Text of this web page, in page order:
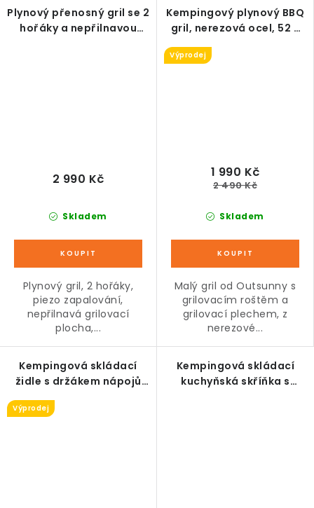
Plynový přenosný gril se 2
hořáky a nepřilnavou
Skladem
2 990 Kč
Plynový gril, 2 hořáky,
piezo zapalování,
nepřilnavá grilovací
plocha,...
Kempingový plynový BBQ
gril, nerezová ocel, 52 x
40 x 31 cm
Výprodej
Skladem
1 990 Kč
2 490 Kč
Malý gril od Outsunny s
grilovacím roštěm a
grilovací plechem, z
nerezové...
Kempingová skládací
židle s držákem nápojů
Výprodej
Kempingová skládací
kuchyňská skříňka s